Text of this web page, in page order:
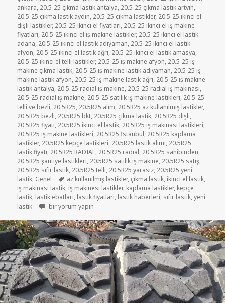
ankara, 20.5-25 çıkma lastik antalya, 20.5-25 çıkma lastik artvin,
20.5-25 çıkma lastik aydın, 20.5-25 çıkma lastikler, 20.5-25 ikinci el
dişli lastikler, 20.5-25 ikinci el fiyatları, 20.5-25 ikinci el iş makine
fiyatları, 20.5-25 ikinci el iş makine lastikler, 20.5-25 ikinci el lastik
adana, 20.5-25 ikinci el lastik adıyaman, 20.5-25 ikinci el lastik
afyon, 20.5-25 ikinci el lastik ağrı, 20.5-25 ikinci el lastik amasya,
20.5-25 ikinci el telli lastikler, 20.5-25 iş makine afyon, 20.5-25 iş
makine çıkma lastik, 20.5-25 iş makine lastik adıyaman, 20.5-25 iş
makine lastik afyon, 20.5-25 iş makine lastik ağrı, 20.5-25 iş makine
lastik antalya, 20.5-25 radial iş makine, 20.5-25 radıal iş makinası,
20.5-25 radıal iş makine, 20.5-25 satılık iş makine lastikleri, 20.5-25
telli ve bezli, 20.5R25, 20.5R25 alım, 20.5R25 az kullanılmış lastikler,
20.5R25 bezli, 20.5R25 bkt, 20.5R25 çıkma lastik, 20.5R25 dişli,
20.5R25 fiyatı, 20.5R25 ikinci el lastik, 20.5R25 iş makinası lastikleri,
20.5R25 iş makine lastikleri, 20.5R25 İstanbul, 20.5R25 kaplama
lastikler, 20.5R25 kepçe lastikleri, 20.5R25 lastik alımı, 20.5R25
lastik fiyatı, 20.5R25 RADIAL, 20.5R25 radıal, 20.5R25 sahibinden,
20.5R25 şantiye lastikleri, 20.5R25 satılık iş makine, 20.5R25 satış,
20.5R25 sıfır lastik, 20.5R25 telli, 20.5R25 yarasız, 20.5R25 yeni
lastik, Genel Etiketler
az kullanılmış lastikler, çıkma lastik, ikinci el lastik,
iş makinası lastik, iş makinesi lastikler, kaplama lastikler, kepçe
lastik, lastik ebatları, lastik fiyatları, lastik haberleri, sıfır lastik,yeni
lastik
20.5-25 YARASIZ İŞ MAKİNE LASTİKLER için
bir yorum yapın